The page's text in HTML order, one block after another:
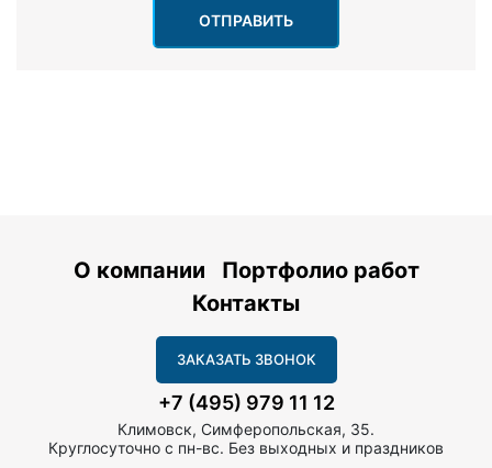
ОТПРАВИТЬ
О компании
Портфолио работ
Контакты
ЗАКАЗАТЬ ЗВОНОК
+7 (495) 979 11 12
Климовск, Симферопольская, 35.
Круглосуточно с пн-вс. Без выходных и праздников